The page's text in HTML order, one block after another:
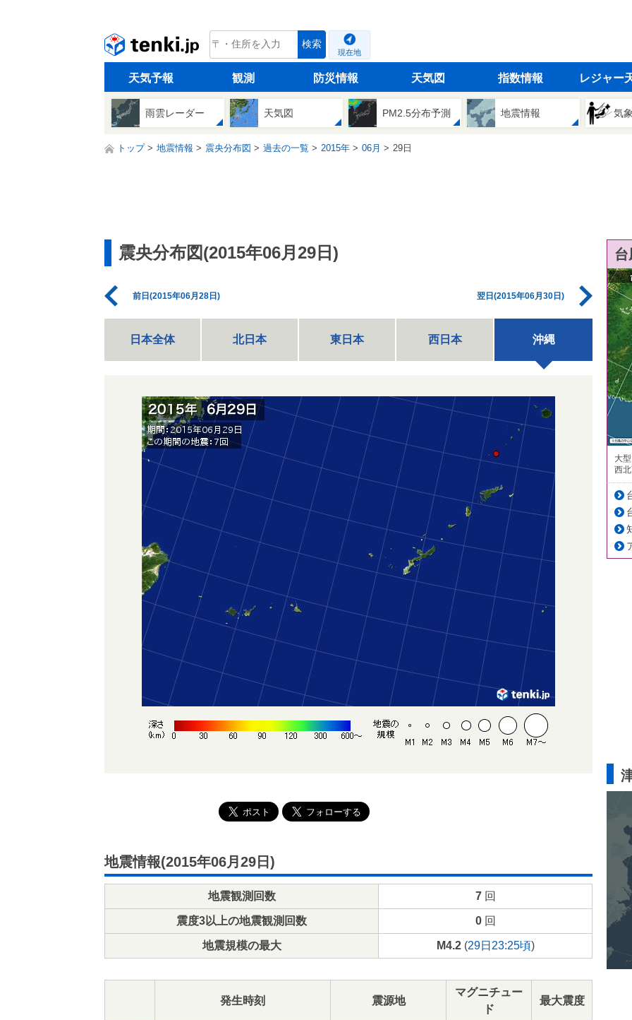
tenki.jp 検索
現在地
天気予報 観測 防災情報 天気図 指数情報 レジャー
雨雲レーダー 天気図 PM2.5分布予測 地震情報 気
トップ 地震情報 震央分布図 過去の一覧 2015年 06月 29日
震央分布図(2015年06月29日)
前日(2015年06月28日) 翌日(2015年06月30日)
日本全体 北日本 東日本 西日本 沖縄
地震情報(2015年06月29日)
地震観測回数 7回
震度3以上の地震観測回数 0回
地震規模の最大 M4.2(29日23:25頃)
発生時刻 震源地
マグニチュー
ド
最大震度
大
西